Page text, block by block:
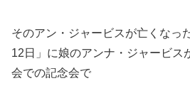
そのアン・ジャービスが亡くなっ
12日」に娘のアンナ・ジャービス
会での記念会で